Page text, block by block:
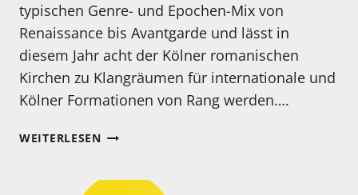
typischen Genre- und Epochen-Mix von
Renaissance bis Avantgarde und lässt in
diesem Jahr acht der Kölner romanischen
Kirchen zu Klangräumen für internationale und
Kölner Formationen von Rang werden….
WEITERLESENROMANISCHER